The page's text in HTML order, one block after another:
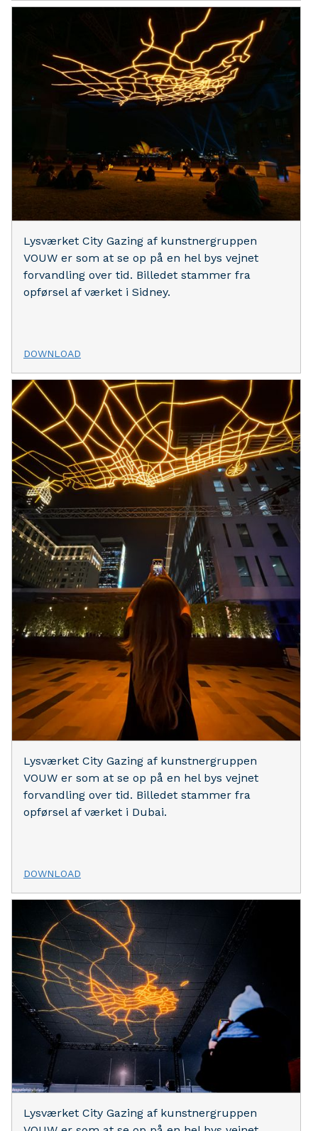
Lysværket City Gazing af kunstnergruppen
VOUW er som at se op på en hel bys vejnet
forvandling over tid. Billedet stammer fra
opførsel af værket i Sidney.
DOWNLOAD
Lysværket City Gazing af kunstnergruppen
VOUW er som at se op på en hel bys vejnet
forvandling over tid. Billedet stammer fra
opførsel af værket i Dubai.
DOWNLOAD
Lysværket City Gazing af kunstnergruppen